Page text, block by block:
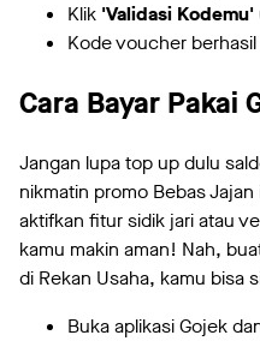
Klik 'Validasi Kodemu'
Kode voucher
Cara Bayar Pakai
Jangan lupa top up dulu
nikmatin promo Bebas
aktifkan fitur sidik jari atau
kamu makin aman! Nah,
di Rekan Usaha, kamu bisa
Buka aplikasi Gojek